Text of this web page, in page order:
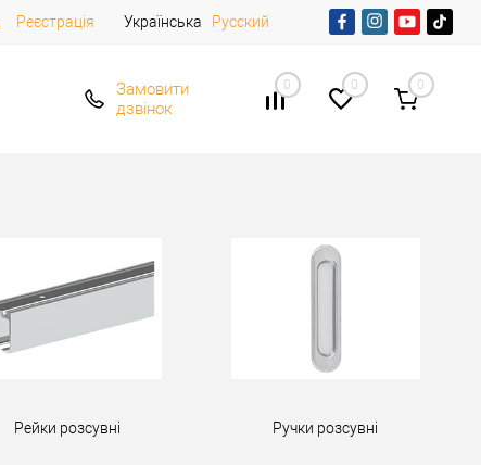
Реєстрація Українська Русский
Замовити
дзвінок
0 0 0
Рейки розсувні Ручки розсувні